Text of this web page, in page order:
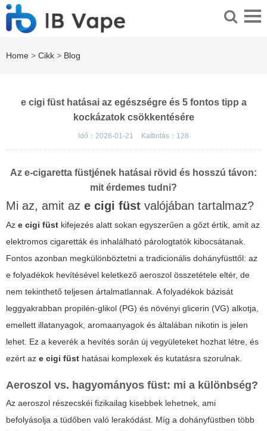
Home > Cikk > Blog
e cigi füst hatásai az egészségre és 5 fontos tipp a
kockázatok csökkentésére
Idő：2026-01-21 Kattintás： 128
Az e-cigaretta füstjének hatásai rövid és hosszú távon:
mit érdemes tudni?
Mi az, amit az e cigi füst valójában tartalmaz?
Az e cigi füst kifejezés alatt sokan egyszerűen a gőzt értik, amit az
elektromos cigaretták és inhalálható párologtatók kibocsátanak.
Fontos azonban megkülönböztetni a tradicionális dohányfüsttől: az
e folyadékok hevítésével keletkező aeroszol összetétele eltér, de
nem tekinthető teljesen ártalmatlannak. A folyadékok bázisát
leggyakrabban propilén-glikol (PG) és növényi glicerin (VG) alkotja,
emellett illatanyagok, aromaanyagok és általában nikotin is jelen
lehet. Ez a keverék a hevítés során új vegyületeket hozhat létre, és
ezért az e cigi füst hatásai komplexek és kutatásra szorulnak.
Aeroszol vs. hagyományos füst: mi a különbség?
Az aeroszol részecskéi fizikailag kisebbek lehetnek, ami
befolyásolja a tüdőben való lerakódást. Míg a dohányfüstben több